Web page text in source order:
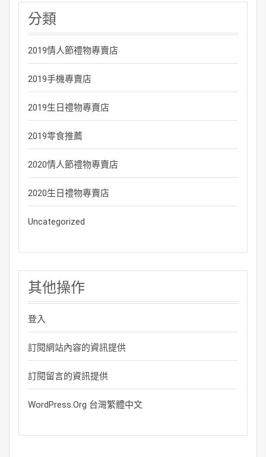
分類
2019情人節禮物專賣店
2019手機專賣店
2019生日禮物專賣店
2019零食推薦
2020情人節禮物專賣店
2020生日禮物專賣店
Uncategorized
其他操作
登入
訂閱網站內容的資訊提供
訂閱留言的資訊提供
WordPress.org 台灣繁體中文